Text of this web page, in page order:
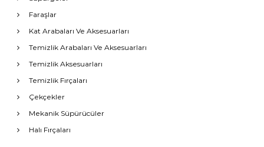
Faraşlar
Kat Arabaları Ve Aksesuarları
Temizlik Arabaları Ve Aksesuarları
Temizlik Aksesuarları
Temizlik Fırçaları
Çekçekler
Mekanik Süpürücüler
Halı Fırçaları